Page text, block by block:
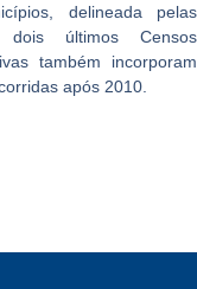
delineada pelas
dois últimos Censos
também incorporam
após 2010.